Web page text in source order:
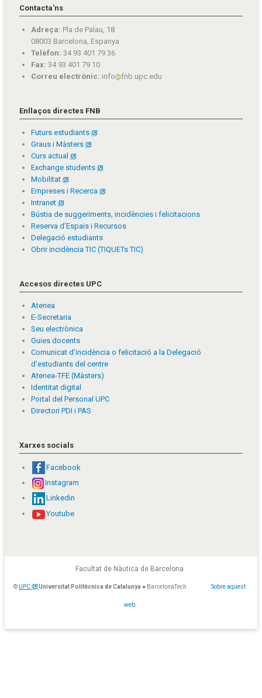
Contacta'ns
Adreça: Pla de Palau, 18
08003 Barcelona, Espanya
Telèfon: 34 93 401 79 36
Fax: 34 93 401 79 10
Correu electrònic: info fnb.upc.edu
Enllaços directes FNB
Futurs estudiants
Graus i Màsters
Curs actual
Exchange students
Mobilitat
Empreses i Recerca
Intranet
Bústia de suggeriments, incidències i felicitacions
Reserva d'Espais i Recursos
Delegació estudiants
Obrir incidència TIC (TIQUETs TIC)
Accesos directes UPC
Atenea
E-Secretaria
Seu electrònica
Guies docents
Comunicat d'incidència o felicitació a la Delegació
d'estudiants del centre
Atenea-TFE (Màsters)
Identitat digital
Portal del Personal UPC
Directori PDI i PAS
Xarxes socials
Facebook
Instagram
Linkedin
Youtube
Facultat de Nàutica de Barcelona
© UPC Universitat Politècnica de Catalunya ● BarcelonaTech Sobre aquest
web